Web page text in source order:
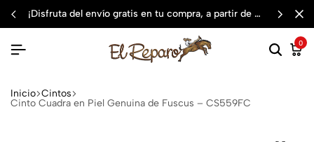
¡disfruta del envío gratis en tu compra, a partir de $3,000 mxn
0
Inicio Cintos
Cinto Cuadra en Piel Genuina de Fuscus – CS559FC